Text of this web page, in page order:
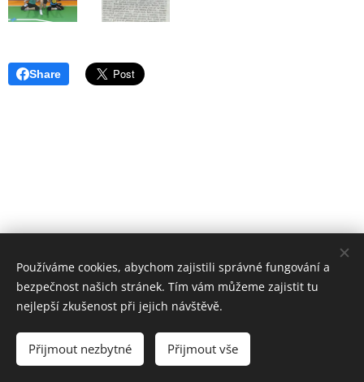
Share
Cookies
Používáme cookies, abychom zajistili správné fungování a
bezpečnost našich stránek. Tím vám můžeme zajistit tu
nejlepší zkušenost při jejich návštěvě.
Přijmout nezbytné Přijmout vše